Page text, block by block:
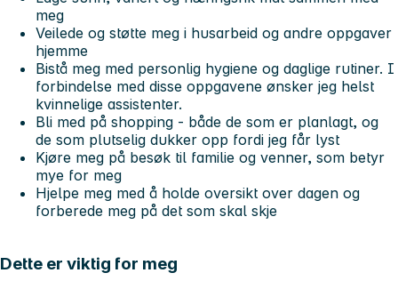
meg
Veilede og støtte meg i husarbeid og andre oppgaver
hjemme
Bistå meg med personlig hygiene og daglige rutiner. I
forbindelse med disse oppgavene ønsker jeg helst
kvinnelige assistenter.
Bli med på shopping - både de som er planlagt, og
de som plutselig dukker opp fordi jeg får lyst
Kjøre meg på besøk til familie og venner, som betyr
mye for meg
Hjelpe meg med å holde oversikt over dagen og
forberede meg på det som skal skje
Dette er viktig for meg